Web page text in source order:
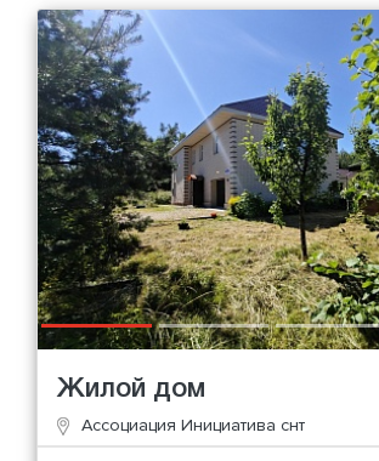
Жилой дом
Ассоциация Инициатива снт